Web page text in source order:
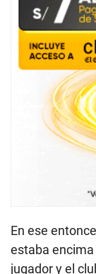
En ese
estaba encima
jugador y el